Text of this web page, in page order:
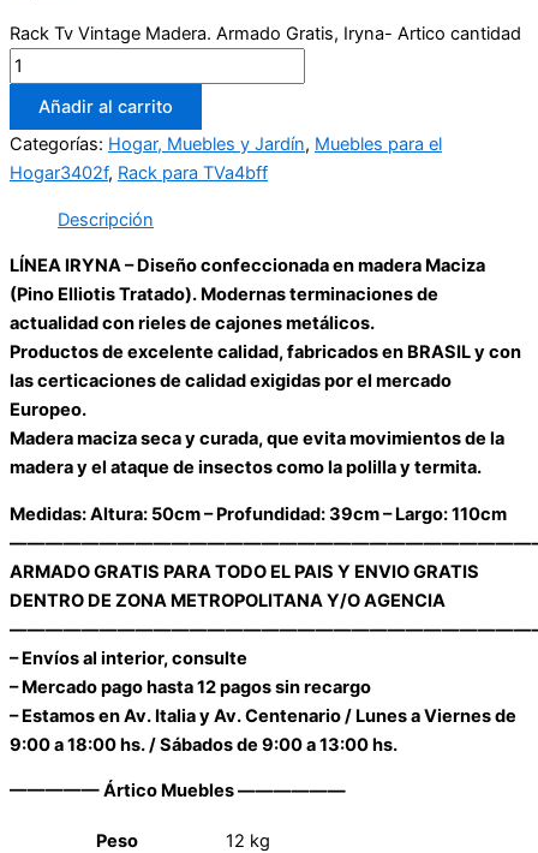
Rack Tv Vintage Madera. Armado Gratis, Iryna- Artico cantidad
Añadir al carrito
Categorías: Hogar, Muebles y Jardín, Muebles para el
Hogar3402f, Rack para TVa4bff
Descripción
LÍNEA IRYNA – Diseño confeccionada en madera Maciza
(Pino Elliotis Tratado). Modernas terminaciones de
actualidad con rieles de cajones metálicos.
Productos de excelente calidad, fabricados en BRASIL y con
las certicaciones de calidad exigidas por el mercado
Europeo.
Madera maciza seca y curada, que evita movimientos de la
madera y el ataque de insectos como la polilla y termita.
Medidas: Altura: 50cm – Profundidad: 39cm – Largo: 110cm
ARMADO GRATIS PARA TODO EL PAIS Y ENVIO GRATIS
DENTRO DE ZONA METROPOLITANA Y/O AGENCIA
– Envíos al interior, consulte
– Mercado pago hasta 12 pagos sin recargo
– Estamos en Av. Italia y Av. Centenario / Lunes a Viernes de
9:00 a 18:00 hs. / Sábados de 9:00 a 13:00 hs.
————— Ártico Muebles ——————
Peso
12 kg